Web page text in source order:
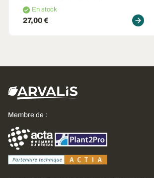
En stock
27,00 €
Membre de :